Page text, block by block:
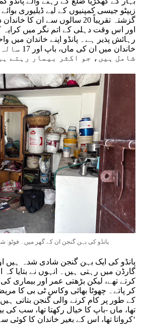
زیپٹو جیسی کمپنیوں کے لیے ڈیلیوری بوائے
گزشتہ تقریباً 20 سالوں سے ان
اور اس وقت دہلی کے اتم نگر میں
رہائش پذیر ہے۔ پانڈو اپنے خاندان میں
خاندان
شامل ہیں، جو اکثر بیمار رہتے
پانڈو کی بہن گنجن ان کے گھر میں۔ فوٹو:
پانڈو کی ایک بہن گنجن شادی شدہ ہیں
گارڈن میں رہتی ہیں۔ انہوں نے بتایا کہ
کرتے تھے، لیکن بڑھتی عمر اور بیماری
کر پاتے۔ چھوٹا بھائی وکاس ٹی بی کا
کے طور پر کام کرنے والی گنجن بتاتی
تھا، ماں -باپ کا خیال رکھتا تھا، سب کی
کرواتا تھا، اس کے بغیر خاندان کا کوئی سہارا نہیں بچا۔‘